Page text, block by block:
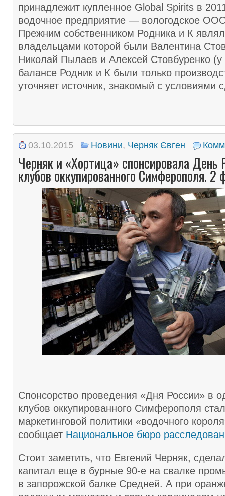
принадлежит купленное Global Spirits в
водочное предприятие — вологодское
Прежним собственником Родника и К
владельцами которой были Валентина
Николай Пылаев и Алексей Стовбуренко
балансе Родник и К были только
уточняет источник, знакомый с условиями
03.10.2015 Новини, Черняк Євген
Черняк и «Хортица» спонсировала День
клубов оккупированного Симферополя. 2
Спонсорство проведения «Дня России» в
клубов оккупированного Симферополя
маркетинговой политики «водочного
сообщает Национальное бюро
Стоит заметить, что Евгений Черняк,
капитал еще в бурные 90-е на свалке
в запорожской балке Средней. А при